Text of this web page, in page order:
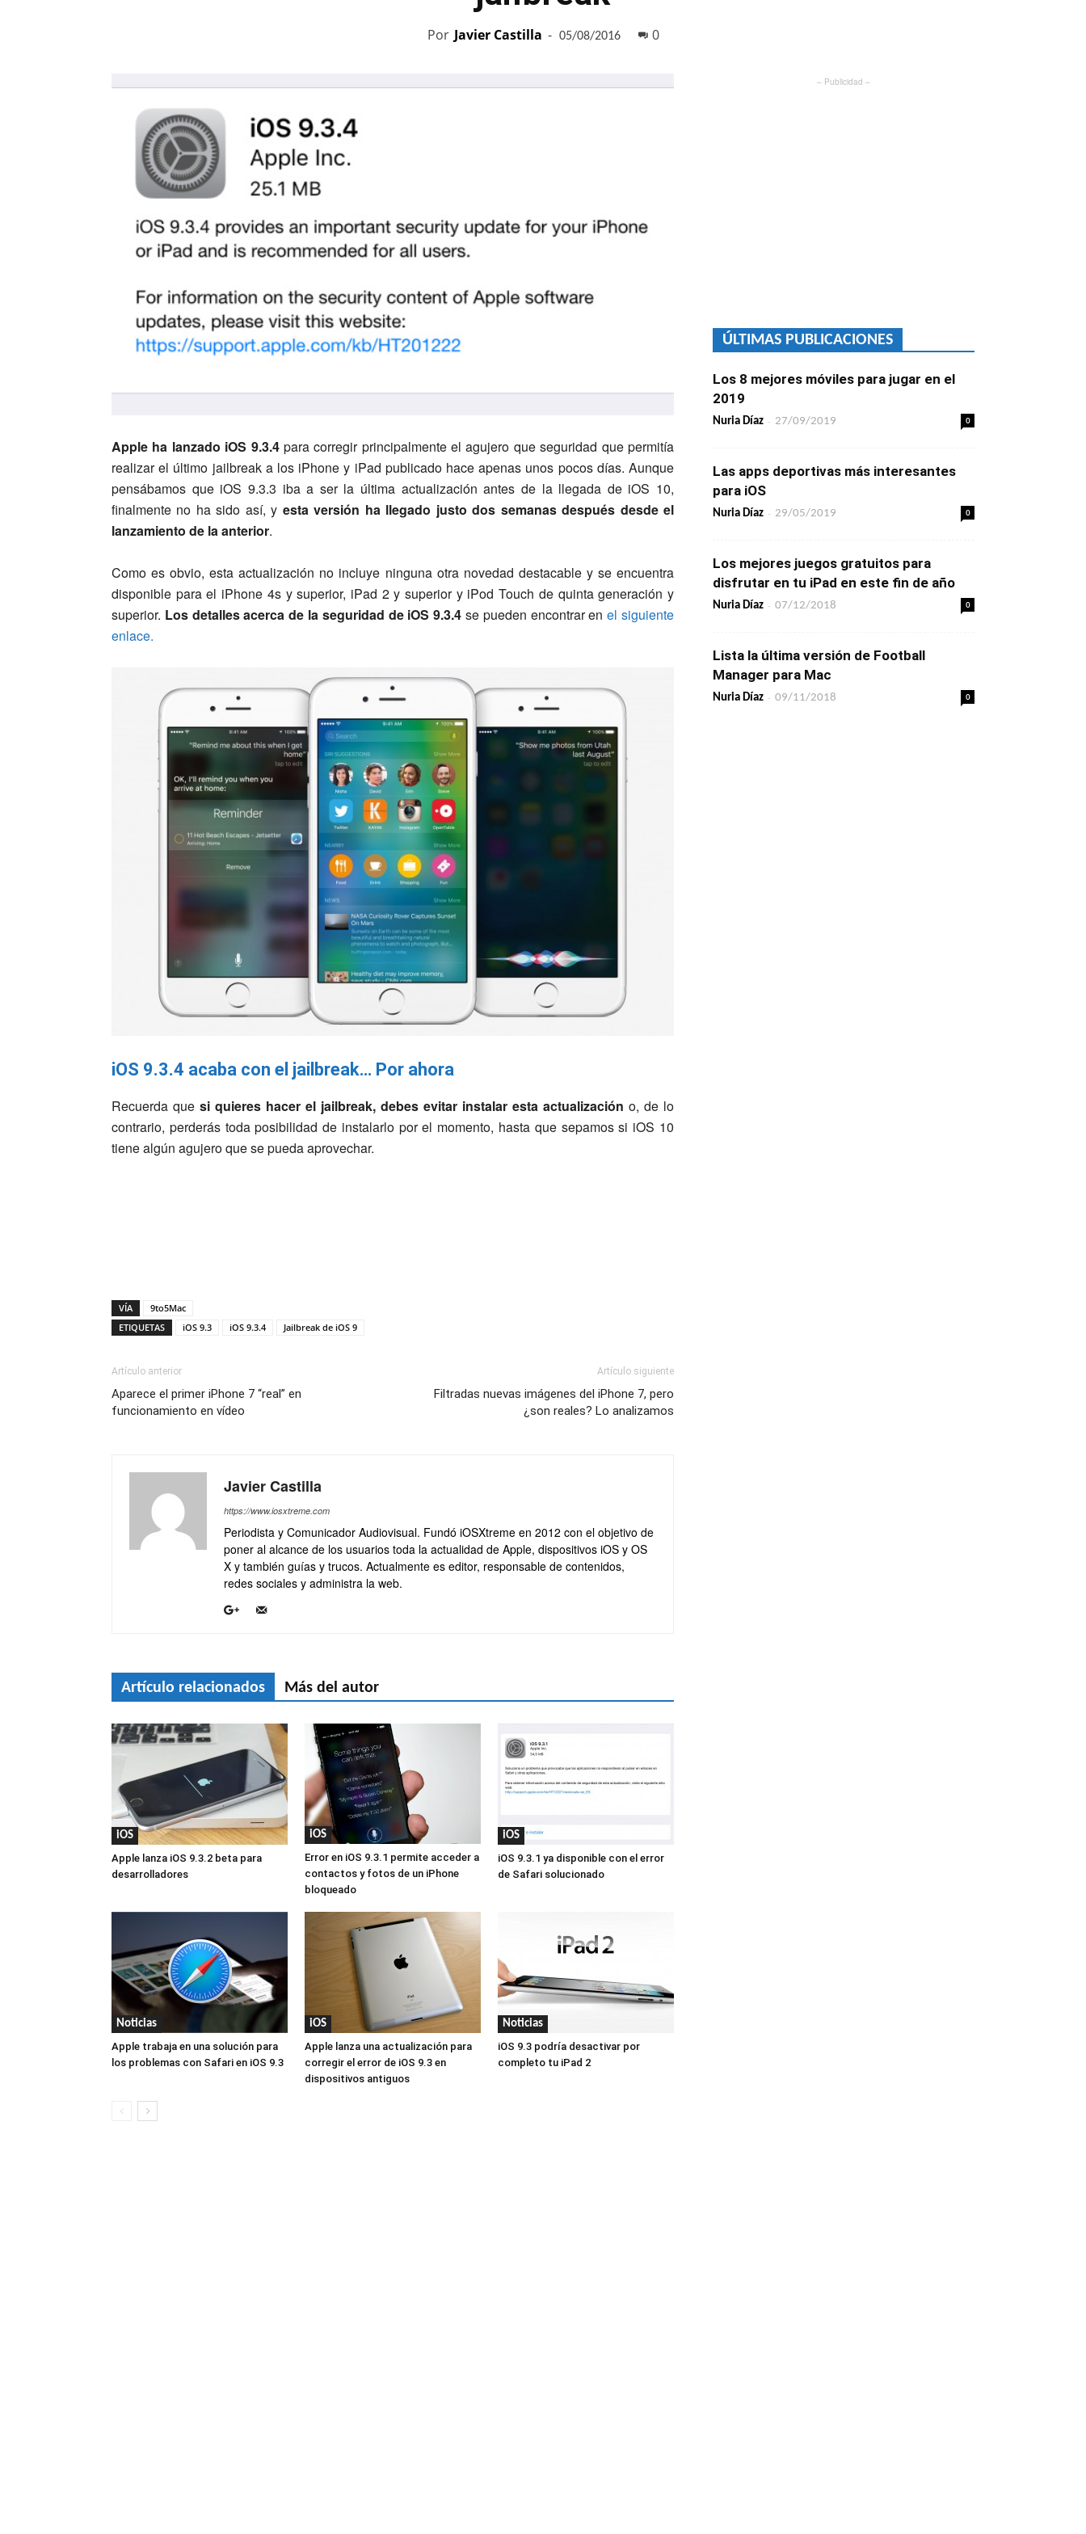
Por Javier Castilla - 05/08/2016 0
Apple ha lanzado iOS 9.3.4para corregir principalmente el agujero que seguridad que permitía
realizar el último jailbreak a los iPhone y iPad publicado hace apenas unos pocos días. Aunque
pensábamos que iOS 9.3.3 iba a ser la última actualización antes de la llegada de iOS 10,
finalmente no ha sido así, y esta versión ha llegado justo dos semanas después desde el
lanzamiento de la anterior.
Como es obvio, esta actualización no incluye ninguna otra novedad destacable y se encuentra
disponible para el iPhone 4s y superior, iPad 2 y superior y iPod Touch de quinta generación y
superior. Los detalles acerca de la seguridad de iOS 9.3.4 se pueden encontrar enel siguiente
enlace.
iOS 9.3.4 acaba con el jailbreak… Por ahora
Recuerda que si quieres hacer el jailbreak, debes evitar instalar esta actualización o, de lo
contrario, perderás toda posibilidad de instalarlo por el momento, hasta que sepamos si iOS 10
tiene algún agujero que se pueda aprovechar.
VÍA
9to5Mac
ETIQUETAS
iOS 9.3 iOS 9.3.4 Jailbreak de iOS 9
Artículo anterior
Aparece el primer iPhone 7 “real” en
funcionamiento en vídeo
Artículo siguiente
Filtradas nuevas imágenes del iPhone 7, pero
¿son reales? Lo analizamos
Javier Castilla
https://www.iosxtreme.com
Periodista y Comunicador Audiovisual. Fundó iOSXtreme en 2012 con el objetivo de
poner al alcance de los usuarios toda la actualidad de Apple, dispositivos iOS y OS
X y también guías y trucos. Actualmente es editor, responsable de contenidos,
redes sociales y administra la web.
Artículo relacionados Más del autor
iOS
Apple lanza iOS 9.3.2 beta para
desarrolladores
iOS
Error en iOS 9.3.1 permite acceder a
contactos y fotos de un iPhone
bloqueado
iOS
iOS 9.3.1 ya disponible con el error
de Safari solucionado
Noticias
Apple trabaja en una solución para
los problemas con Safari en iOS 9.3
iOS
Apple lanza una actualización para
corregir el error de iOS 9.3 en
dispositivos antiguos
Noticias
iOS 9.3 podría desactivar por
completo tu iPad 2
– Publicidad –
ÚLTIMAS PUBLICACIONES
Los 8 mejores móviles para jugar en el
2019
Nuria Díaz - 27/09/2019 0
Las apps deportivas más interesantes
para iOS
Nuria Díaz - 29/05/2019 0
Los mejores juegos gratuitos para
disfrutar en tu iPad en este fin de año
Nuria Díaz - 07/12/2018 0
Lista la última versión de Football
Manager para Mac
Nuria Díaz - 09/11/2018 0